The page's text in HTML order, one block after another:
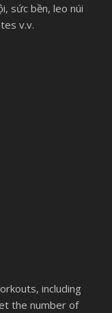
sức bền, leo núi
v.v.
including
the number of